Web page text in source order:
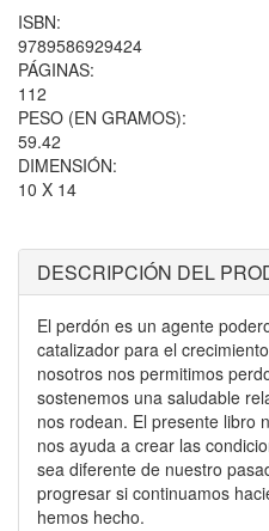
ISBN:
9789586929424
PÁGINAS:
112
PESO (EN GRAMOS):
59.42
DIMENSIÓN:
10 X 14
DESCRIPCIÓN DEL
El perdón es un agente
catalizador para el
nosotros nos permitimos
sostenemos una saludable
nos rodean. El presente libro
nos ayuda a crear las
sea diferente de nuestro
progresar si continuamos
hemos hecho.